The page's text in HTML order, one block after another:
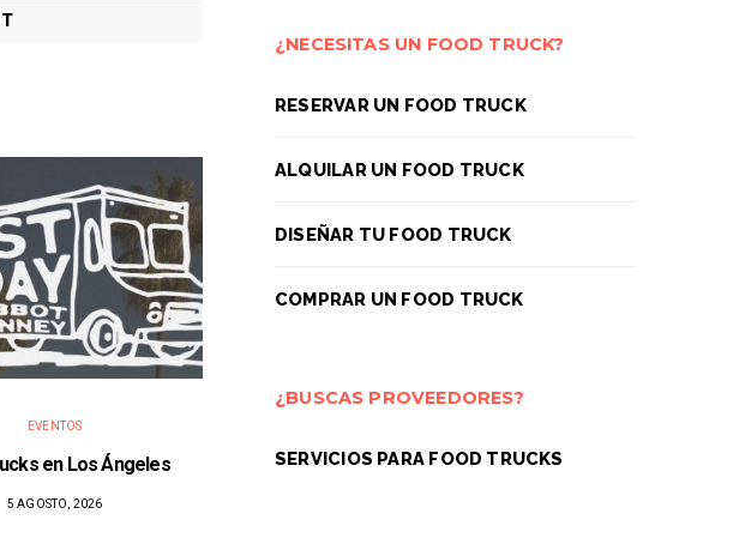
EVENTOS
en Los Ángeles
5 AGOSTO, 2026
Food trucks en eclipse solar
¿NECESITAS UN FOOD TRUCK?
RESERVAR UN FOOD TRUCK
ALQUILAR UN FOOD TRUCK
DISEÑAR TU FOOD TRUCK
COMPRAR UN FOOD TRUCK
¿BUSCAS PROVEEDORES?
SERVICIOS PARA FOOD TRUCKS